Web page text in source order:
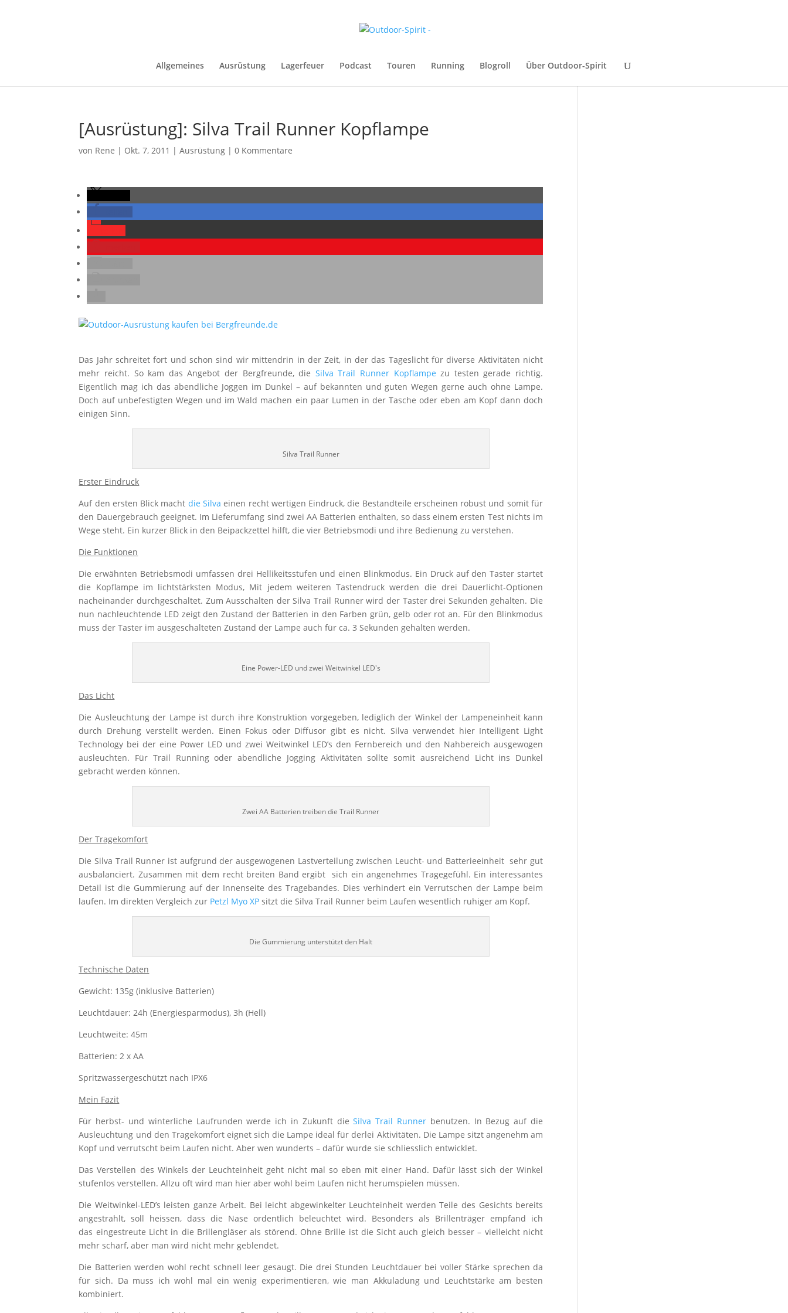
Allgemeines Ausrüstung Lagerfeuer Podcast Touren Running Blogroll Über Outdoor-Spirit
[Ausrüstung]: Silva Trail Runner Kopflampe
von Rene | Okt. 7, 2011 |Ausrüstung |0 Kommentare
Das Jahr schreitet fort und schon sind wir mittendrin in der Zeit, in der das Tageslicht für diverse Aktivitäten nicht
mehr reicht. So kam das Angebot der Bergfreunde, die Silva Trail Runner Kopflampe zu testen gerade richtig.
Eigentlich mag ich das abendliche Joggen im Dunkel – auf bekannten und guten Wegen gerne auch ohne Lampe.
Doch auf unbefestigten Wegen und im Wald machen ein paar Lumen in der Tasche oder eben am Kopf dann doch
einigen Sinn.
Silva Trail Runner
Erster Eindruck
Auf den ersten Blick macht die Silva einen recht wertigen Eindruck, die Bestandteile erscheinen robust und somit für
den Dauergebrauch geeignet. Im Lieferumfang sind zwei AA Batterien enthalten, so dass einem ersten Test nichts im
Wege steht. Ein kurzer Blick in den Beipackzettel hilft, die vier Betriebsmodi und ihre Bedienung zu verstehen.
Die Funktionen
Die erwähnten Betriebsmodi umfassen drei Hellikeitsstufen und einen Blinkmodus. Ein Druck auf den Taster startet
die Kopflampe im lichtstärksten Modus, Mit jedem weiteren Tastendruck werden die drei Dauerlicht-Optionen
nacheinander durchgeschaltet. Zum Ausschalten der Silva Trail Runner wird der Taster drei Sekunden gehalten. Die
nun nachleuchtende LED zeigt den Zustand der Batterien in den Farben grün, gelb oder rot an. Für den Blinkmodus
muss der Taster im ausgeschalteten Zustand der Lampe auch für ca. 3 Sekunden gehalten werden.
Eine Power-LED und zwei Weitwinkel LED's
Das Licht
Die Ausleuchtung der Lampe ist durch ihre Konstruktion vorgegeben, lediglich der Winkel der Lampeneinheit kann
durch Drehung verstellt werden. Einen Fokus oder Diffusor gibt es nicht. Silva verwendet hier Intelligent Light
Technology bei der eine Power LED und zwei Weitwinkel LED’s den Fernbereich und den Nahbereich ausgewogen
ausleuchten. Für Trail Running oder abendliche Jogging Aktivitäten sollte somit ausreichend Licht ins Dunkel
gebracht werden können.
Zwei AA Batterien treiben die Trail Runner
Der Tragekomfort
Die Silva Trail Runner ist aufgrund der ausgewogenen Lastverteilung zwischen Leucht- und Batterieeinheit sehr gut
ausbalanciert. Zusammen mit dem recht breiten Band ergibt sich ein angenehmes Tragegefühl. Ein interessantes
Detail ist die Gummierung auf der Innenseite des Tragebandes. Dies verhindert ein Verrutschen der Lampe beim
laufen. Im direkten Vergleich zur Petzl Myo XP sitzt die Silva Trail Runner beim Laufen wesentlich ruhiger am Kopf.
Die Gummierung unterstützt den Halt
Technische Daten
Gewicht: 135g (inklusive Batterien)
Leuchtdauer: 24h (Energiesparmodus), 3h (Hell)
Leuchtweite: 45m
Batterien: 2 x AA
Spritzwassergeschützt nach IPX6
Mein Fazit
Für herbst- und winterliche Laufrunden werde ich in Zukunft dieSilva Trail Runner benutzen. In Bezug auf die
Ausleuchtung und den Tragekomfort eignet sich die Lampe ideal für derlei Aktivitäten. Die Lampe sitzt angenehm am
Kopf und verrutscht beim Laufen nicht. Aber wen wunderts – dafür wurde sie schliesslich entwicklet.
Das Verstellen des Winkels der Leuchteinheit geht nicht mal so eben mit einer Hand. Dafür lässt sich der Winkel
stufenlos verstellen. Allzu oft wird man hier aber wohl beim Laufen nicht herumspielen müssen.
Die Weitwinkel-LED’s leisten ganze Arbeit. Bei leicht abgewinkelter Leuchteinheit werden Teile des Gesichts bereits
angestrahlt, soll heissen, dass die Nase ordentlich beleuchtet wird. Besonders als Brillenträger empfand ich
das eingestreute Licht in die Brillengläser als störend. Ohne Brille ist die Sicht auch gleich besser – vielleicht nicht
mehr scharf, aber man wird nicht mehr geblendet.
Die Batterien werden wohl recht schnell leer gesaugt. Die drei Stunden Leuchtdauer bei voller Stärke sprechen da
für sich. Da muss ich wohl mal ein wenig experimentieren, wie man Akkuladung und Leuchtstärke am besten
kombiniert.